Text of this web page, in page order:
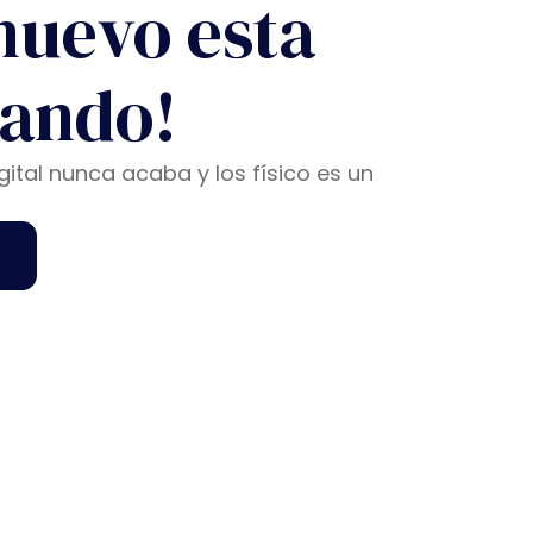
esta
nunca acaba y los físico es un